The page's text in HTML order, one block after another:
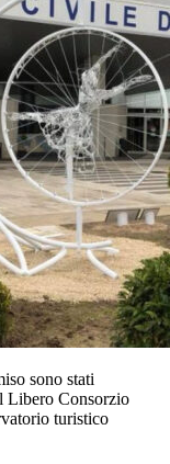
sono stati
Libero Consorzio
turistico